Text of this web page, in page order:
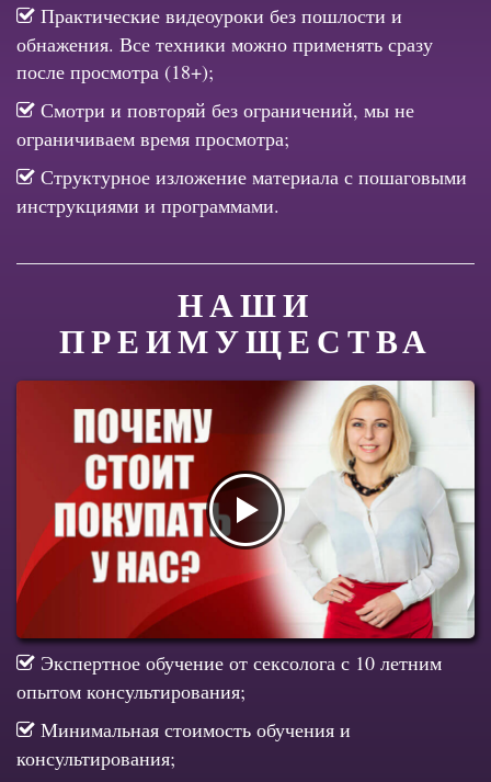
Практические видеоуроки без пошлости и
обнажения. Все техники можно применять сразу
после просмотра (18+);
Смотри и повторяй без ограничений, мы не
ограничиваем время просмотра;
Структурное изложение материала с пошаговыми
инструкциями и программами.
НАШИ
ПРЕИМУЩЕСТВА
Экспертное обучение от сексолога с 10 летним
опытом консультирования;
Минимальная стоимость обучения и
консультирования;